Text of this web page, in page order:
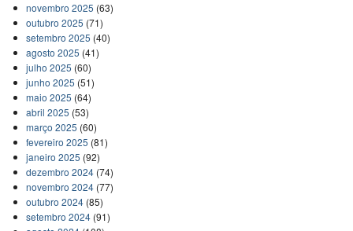
novembro 2025 (63)
outubro 2025 (71)
setembro 2025 (40)
agosto 2025 (41)
julho 2025 (60)
junho 2025 (51)
maio 2025 (64)
abril 2025 (53)
março 2025 (60)
fevereiro 2025 (81)
janeiro 2025 (92)
dezembro 2024(74)
novembro 2024(77)
outubro 2024(85)
setembro 2024(91)